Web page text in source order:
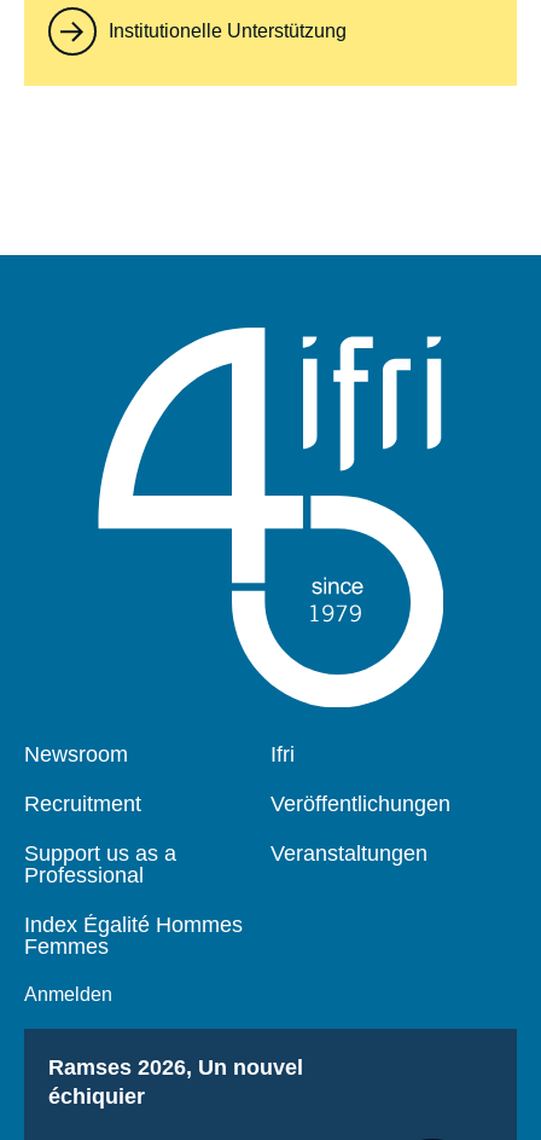
Institutionelle Unterstützung
Pied
Newsroom
Recruitment
Support us as a
Professional
Index Égalité Hommes
Femmes
Anmelden
Navigation
Ifri
Veröffentlichungen
Veranstaltungen
Titre
Ramses 2026, Un nouvel
échiquier